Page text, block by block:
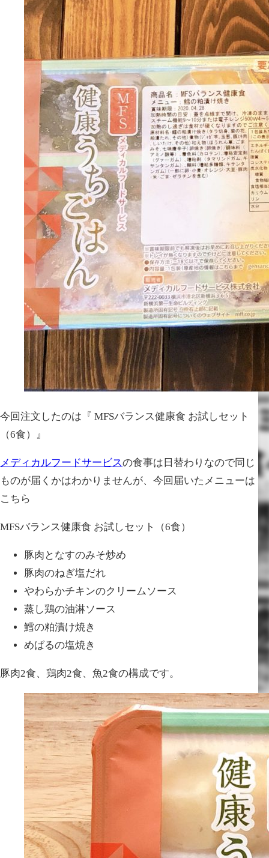
今回注文したのは『 MFSバランス健康食 お試しセット
（6食）』
メディカルフードサービスの食事は日替わりなので同じ
ものが届くかはわかりませんが、今回届いたメニューは
こちら
MFSバランス健康食 お試しセット（6食）
豚肉となすのみそ炒め
豚肉のねぎ塩だれ
やわらかチキンのクリームソース
蒸し鶏の油淋ソース
鱈の粕漬け焼き
めばるの塩焼き
豚肉2食、鶏肉2食、魚2食の構成です。